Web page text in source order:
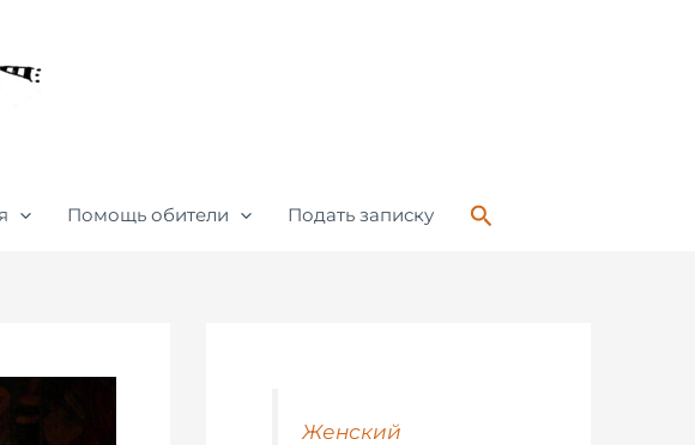
Помощь обители Подать записку Поиск
Женский